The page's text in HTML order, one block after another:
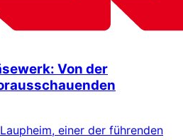
Von der
einer der führenden